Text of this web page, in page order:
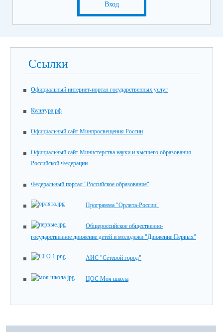
Вход
Ссылки
Официальный интернет-портал государственных услуг
Культура.рф
Официальный сайт Минпросвещения России
Официальный сайт Министерства науки и высшего образования
Российской Федерации
Федеральный портал "Российское образование"
Программа "Орлята-России"
Общероссийское общественно-
государственное движение детей и молодежи "Движение Первых"
АИС "Сетевой город"
ЦОС Моя школа